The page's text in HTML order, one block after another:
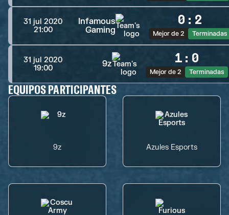
31 jul 2020
21:00
Infamous
Gaming
0 : 2
Mejor de 2 Terminadas
31 jul 2020
19:00
9z 1 : 0
Mejor de 2 Terminadas
EQUIPOS PARTICIPANTES
9z Azules Esports